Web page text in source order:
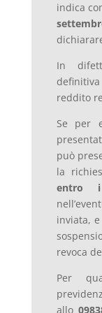
indica
In
reddito
Se per
può
la
entro i
inviata,
revoca
Per
allo